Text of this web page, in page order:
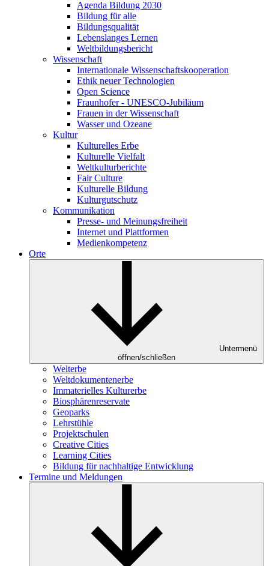
Agenda Bildung 2030
Bildung für alle
Bildungsqualität
Lebenslanges Lernen
Weltbildungsbericht
Wissenschaft
Internationale Wissenschaftskooperation
Ethik neuer Technologien
Open Science
Fraunhofer - UNESCO-Jubiläum
Frauen in der Wissenschaft
Wasser und Ozeane
Kultur
Kulturelles Erbe
Kulturelle Vielfalt
Weltkulturberichte
Fair Culture
Kulturelle Bildung
Kulturgutschutz
Kommunikation
Presse- und Meinungsfreiheit
Internet und Plattformen
Medienkompetenz
Orte
Untermenü
öffnen/schließen
Welterbe
Weltdokumentenerbe
Immaterielles Kulturerbe
Biosphärenreservate
Geoparks
Lehrstühle
Projektschulen
Creative Cities
Learning Cities
Bildung für nachhaltige Entwicklung
Termine und Meldungen